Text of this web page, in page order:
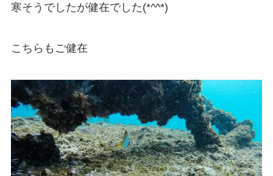
寒そうでしたが健在でした(*^^*)
こちらもご健在